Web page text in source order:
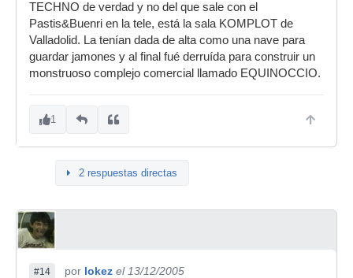
TECHNO de verdad y no del que sale con el
Pastis&Buenri en la tele, está la sala KOMPLOT de
Valladolid. La tenían dada de alta como una nave para
guardar jamones y al final fué derruída para construir un
monstruoso complejo comercial llamado EQUINOCCIO.
1
2 respuestas directas
#14 por lokez el 13/12/2005